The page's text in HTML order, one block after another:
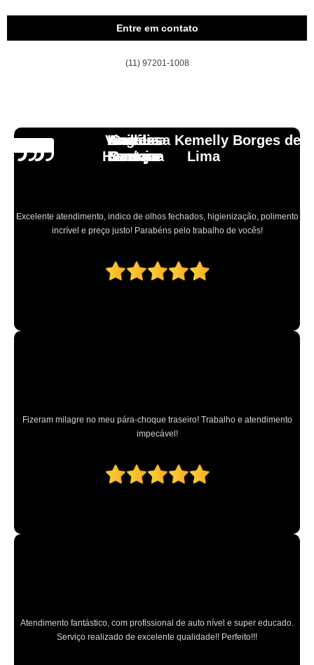
Entre em contato
(11) 97201-1008
Angélica
Santana
Excelente atendimento, indico de olhos fechados, higienização, polimento
incrível e preço justo! Parabéns pelo trabalho de vocês!
Andressa Kemelly Borges de
Lima
Fizeram milagre no meu pára-choque traseiro! Trabalho e atendimento
impecável!
Carlos
Henrique
Atendimento fantástico, com profissional de auto nível e super educado.
Serviço realizado de excelente qualidade!! Perfeito!!!
Vinicius
Laranja
Lourdes
Santoro